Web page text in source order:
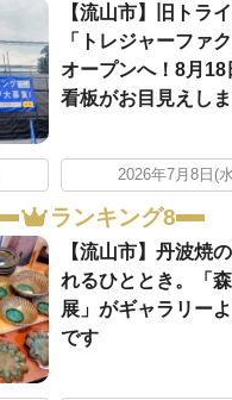
【流山市】旧トラ
「トレジャーファ
オープンへ！8月18
看板がお目見えし
2026年7月8日(
ランキング8
【流山市】丹波焼
れるひととき。「
展」がギャラリー
です